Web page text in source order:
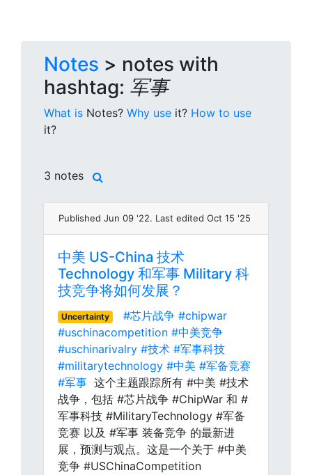
Notes > notes with
hashtag: 军事
What is Notes? Why use it? How to use
it?
3 notes
Published Jun 09 '22. Last edited Oct 15 '25
中美 US-China 技术
Technology 和军事 Military 科
技竞争将如何发展？
Uncertainty #芯片战争 #chipwar
#uschinacompetition #中美竞争
#uschinarivalry #技术 #军事科技
#militarytechnology #中美 #军备竞赛
#军事 这个主题跟踪所有 #中美 #技术
战争，包括 #芯片战争 #ChipWar 和 #
军事科技 #MilitaryTechnology #军备
竞赛 以及 #军事 装备竞争 的最新进
展，预测与观点。这是一个关于 #中美
竞争 #USChinaCompetition